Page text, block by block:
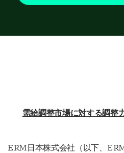
需給調整市場に対する調整
ERM日本株式会社（以下、